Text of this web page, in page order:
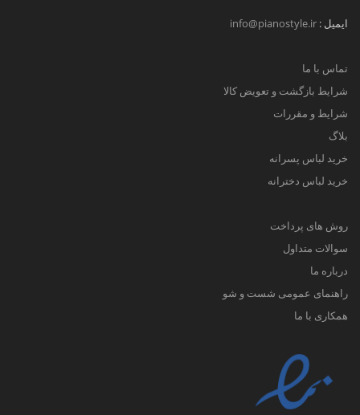
ایمیل : info@pianostyle.ir
تماس با ما
شرایط بازگشت و تعویض کالا
شرایط و مقررات
بلاگ
خرید لباس پسرانه
خرید لباس دخترانه
روش های پرداخت
سوالات متداول
درباره ما
راهنمای عمومی شست و شو
همکاری با ما